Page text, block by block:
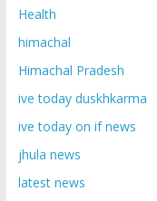
Health
himachal
Himachal Pradesh
ive today duskhkarma
ive today on if news
jhula news
latest news